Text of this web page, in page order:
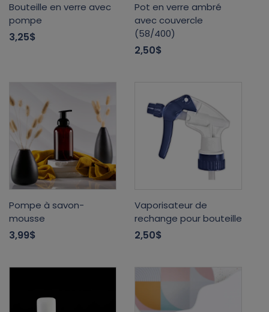
Bouteille en verre avec
pompe
3,25$
Pot en verre ambré
avec couvercle
(58/400)
2,50$
Pompe à savon-
mousse
3,99$
Vaporisateur de
rechange pour bouteille
2,50$